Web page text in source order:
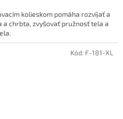
kolieskom pomáha rozvíjať a
a chrbta, zvyšovať pružnosť tela a
Kód: F-181-XL